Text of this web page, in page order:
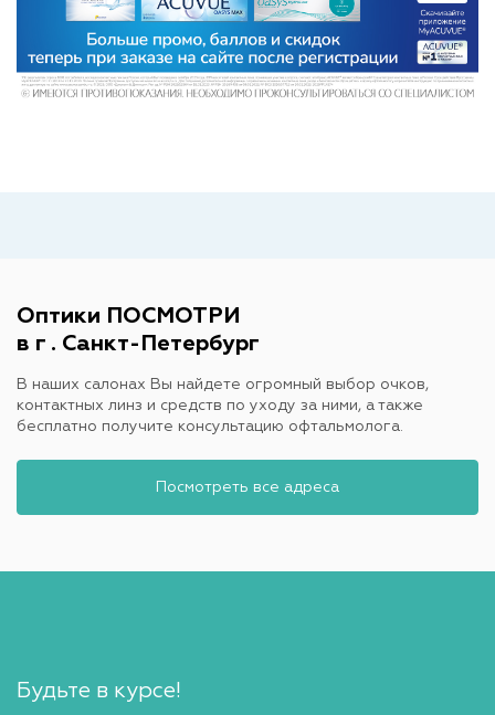
Оптики ПОСМОТРИ
в г . Санкт-Петербург
В наших салонах Вы найдете огромный выбор очков,
контактных линз и средств по уходу за ними, а также
бесплатно получите консультацию офтальмолога.
Посмотреть все адреса
Будьте в курсе!